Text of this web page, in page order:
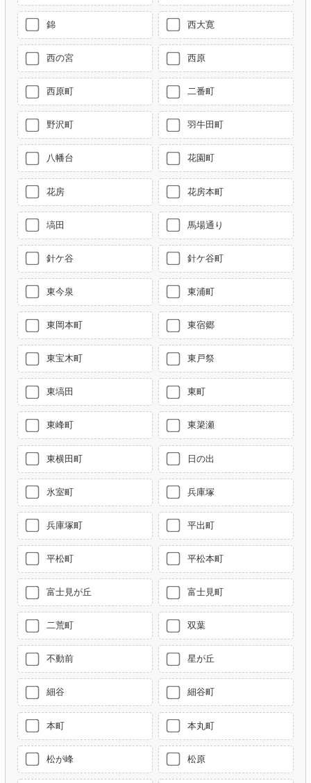
錦 西大寛
西の宮 西原
西原町 二番町
野沢町 羽牛田町
八幡台 花園町
花房 花房本町
塙田 馬場通り
針ケ谷 針ケ谷町
東今泉 東浦町
東岡本町 東宿郷
東宝木町 東戸祭
東塙田 東町
東峰町 東簗瀬
東横田町 日の出
氷室町 兵庫塚
兵庫塚町 平出町
平松町 平松本町
富士見が丘 富士見町
二荒町 双葉
不動前 星が丘
細谷 細谷町
本町 本丸町
松が峰 松原